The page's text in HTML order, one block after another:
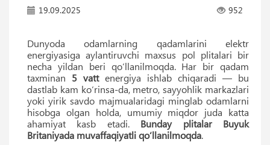
19.09.2025 952
Dunyoda odamlarning qadamlarini elektr
energiyasiga aylantiruvchi maxsus pol plitalari bir
necha yildan beri qo‘llanilmoqda. Har bir qadam
taxminan 5 vattenergiya ishlab chiqaradi — bu
dastlab kam ko‘rinsa-da, metro, sayyohlik markazlari
yoki yirik savdo majmualaridagi minglab odamlarni
hisobga olgan holda, umumiy miqdor juda katta
ahamiyat kasb etadi. Bunday plitalar Buyuk
Britaniyada muvaffaqiyatli qo‘llanilmoqda.